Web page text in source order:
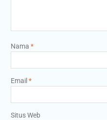
Nama *
Email *
Situs Web